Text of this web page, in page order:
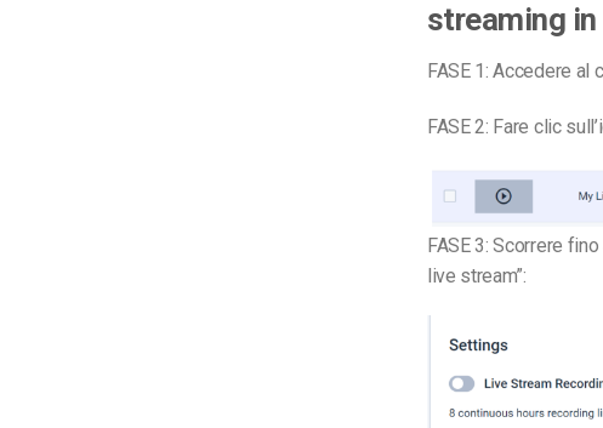
streaming
FASE 1: Accedere al
FASE 2: Fare clic
FASE 3: Scorrere
live stream”: